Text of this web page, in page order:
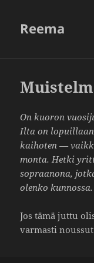
Reema
On kuoron
Ilta on
kaihoten —
monta. Hetki
sopraa­nona,
olenko kunnossa.
Jos tämä juttu
varmasti